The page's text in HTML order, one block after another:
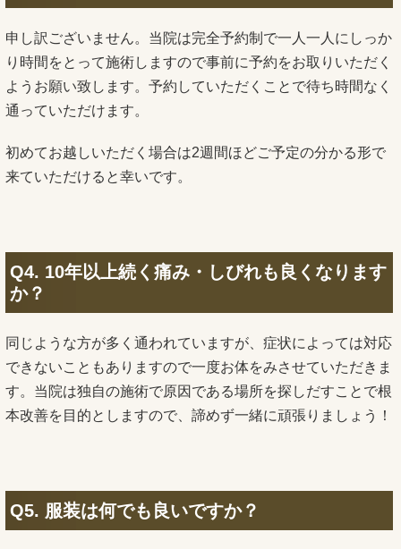
申し訳ございません。当院は完全予約制で一人一人にしっか
り時間をとって施術しますので事前に予約をお取りいただく
ようお願い致します。予約していただくことで待ち時間なく
通っていただけます。
初めてお越しいただく場合は2週間ほどご予定の分かる形で
来ていただけると幸いです。
Q4. 10年以上続く痛み・しびれも良くなります
か？
同じような方が多く通われていますが、症状によっては対応
できないこともありますので一度お体をみさせていただきま
す。当院は独自の施術で原因である場所を探しだすことで根
本改善を目的としますので、諦めず一緒に頑張りましょう！
Q5. 服装は何でも良いですか？